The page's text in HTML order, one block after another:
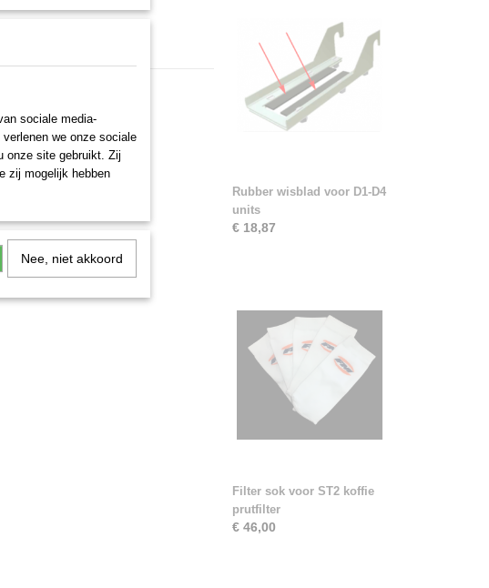
Rubber wisblad voor D1-D4
units
€ 18,87
Filter sok voor ST2 koffie
prutfilter
€ 46,00
sociale media-
we onze sociale
onze site gebruikt. Zij
zij mogelijk hebben
Nee, niet akkoord